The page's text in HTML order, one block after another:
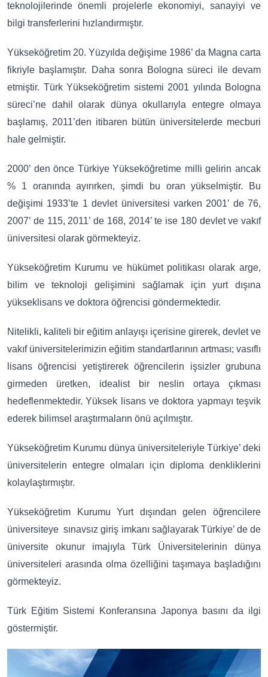
teknolojilerinde önemli projelerle ekonomiyi, sanayiyi ve
bilgi transferlerini hızlandırmıştır.
Yükseköğretim 20. Yüzyılda değişime 1986’ da Magna carta
fikriyle başlamıştır. Daha sonra Bologna süreci ile devam
etmiştir. Türk Yükseköğretim sistemi 2001 yılında Bologna
süreci’ne dahil olarak dünya okullarıyla entegre olmaya
başlamış, 2011’den itibaren bütün üniversitelerde mecburi
hale gelmiştir.
2000’ den önce Türkiye Yükseköğretime milli gelirin ancak
% 1 oranında ayırırken, şimdi bu oran yükselmiştir. Bu
değişimi 1933’te 1 devlet üniversitesi varken 2001’ de 76,
2007’ de 115, 2011’ de 168, 2014’ te ise 180 devlet ve vakıf
üniversitesi olarak görmekteyiz.
Yükseköğretim Kurumu ve hükümet politikası olarak arge,
bilim ve teknoloji gelişimini sağlamak için yurt dışına
yükseklisans ve doktora öğrencisi göndermektedir.
Nitelikli, kaliteli bir eğitim anlayışı içerisine girerek, devlet ve
vakıf üniversitelerimizin eğitim standartlarının artması; vasıflı
lisans öğrencisi yetiştirerek öğrencilerin işsizler grubuna
girmeden üretken, idealist bir neslin ortaya çıkması
hedeflenmektedir. Yüksek lisans ve doktora yapmayı teşvik
ederek bilimsel araştırmaların önü açılmıştır.
Yükseköğretim Kurumu dünya üniversiteleriyle Türkiye’ deki
üniversitelerin entegre olmaları için diploma denkliklerini
kolaylaştırmıştır.
Yükseköğretim Kurumu Yurt dışından gelen öğrencilere
üniversiteye sınavsız giriş imkanı sağlayarak Türkiye’ de de
üniversite okunur imajıyla Türk Üniversitelerinin dünya
üniversiteleri arasında olma özelliğini taşımaya başladığını
görmekteyiz.
Türk Eğitim Sistemi Konferansına Japonya basını da ilgi
göstermiştir.